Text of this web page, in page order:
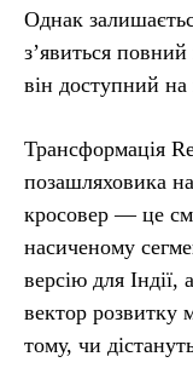
Однак
з’явиться
він доступний
Трансформація
позашляховика
кросовер — це
насиченому
версію для Індії,
вектор розвитку
тому, чи